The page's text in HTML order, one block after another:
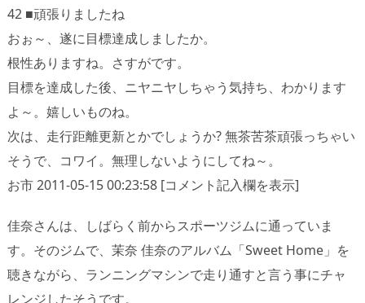
42 ■頑張りましたね
おぉ～、遂に目標達成しましたか。
根性ありますね。さすがです。
目標を達成した後、ニヤニヤしちゃう気持ち、わかります
よ～。嬉しいものね。
次は、走行距離更新とかでしょうか? 無茶苦茶頑張っちゃい
そうで、コワイ。無理しないようにしてね～。
お市 2011-05-15 00:23:58 [コメント記入欄を表示]
佳奈さんは、しばらく前からスポーツジムに通っていま
す。そのジムで、茉奈 佳奈のアルバム「Sweet Home」を
聴きながら、ランニングマシンで走り通すと言う事にチャ
レンジしたそうです。